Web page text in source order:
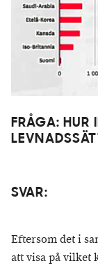
FRÅGA: HUR
SVAR:
Eftersom det i
att visa på vilket